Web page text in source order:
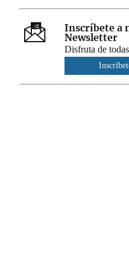
Inscríbete a
Newsletter
Disfruta de